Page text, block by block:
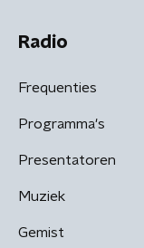
Radio
Frequenties
Programma's
Presentatoren
Muziek
Gemist